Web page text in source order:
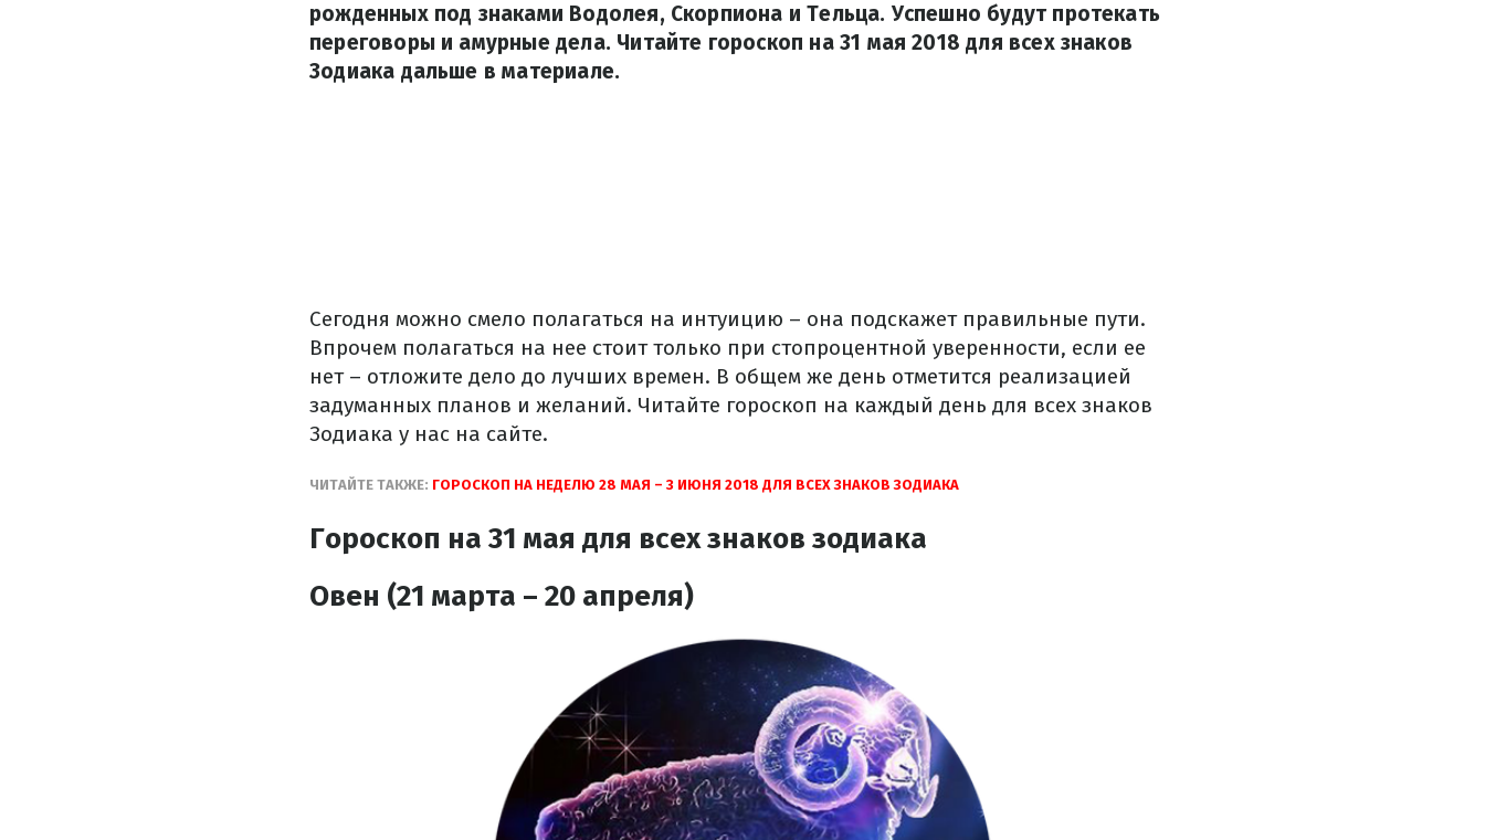
рожденных под знаками Водолея, Скорпиона и Тельца. Успешно будут протекать
переговоры и амурные дела. Читайте гороскоп на 31 мая 2018 для всех знаков
Зодиака дальше в материале.
Сегодня можно смело полагаться на интуицию – она подскажет правильные пути.
Впрочем полагаться на нее стоит только при стопроцентной уверенности, если ее
нет – отложите дело до лучших времен. В общем же день отметится реализацией
задуманных планов и желаний. Читайте гороскоп на каждый день для всех знаков
Зодиака у нас на сайте.
ЧИТАЙТЕ ТАКЖЕ: ГОРОСКОП НА НЕДЕЛЮ 28 МАЯ – 3 ИЮНЯ 2018 ДЛЯ ВСЕХ ЗНАКОВ ЗОДИАКА
Гороскоп на 31 мая для всех знаков зодиака
Овен (21 марта – 20 апреля)